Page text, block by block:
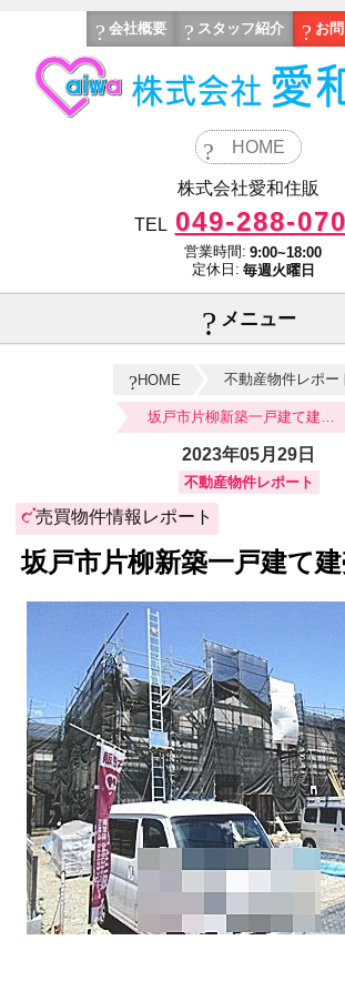
会社概要 スタッフ紹介 お
HOME
株式会社愛和住販
TEL 049-288-
営業時間: 9:00~18:00
定休日: 毎週火曜日
メニュー
HOME 不動産物件レポー
坂戸市片柳新築一戸建て建売
2023年05月29日
不動産物件レポート
売買物件情報レポート
坂戸市片柳新築一戸建て